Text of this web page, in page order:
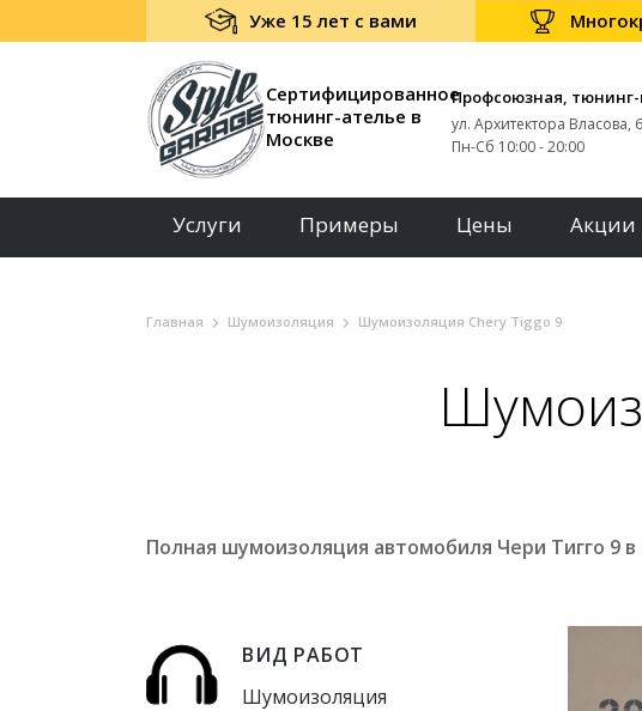
Уже 15 лет с вами
Сертифицированное
тюнинг-ателье в
Москве
Профсоюзная,
ул. Архитектора Власова, 6
Пн-Сб 10:00 - 20:00
Услуги Примеры Цены Акции
Главная Шумоизоляция Шумоизоляция Chery Tiggo 9
Полная шумоизоляция автомобиля Чери Тигго 9
ВИД РАБОТ
Шумоизоляция